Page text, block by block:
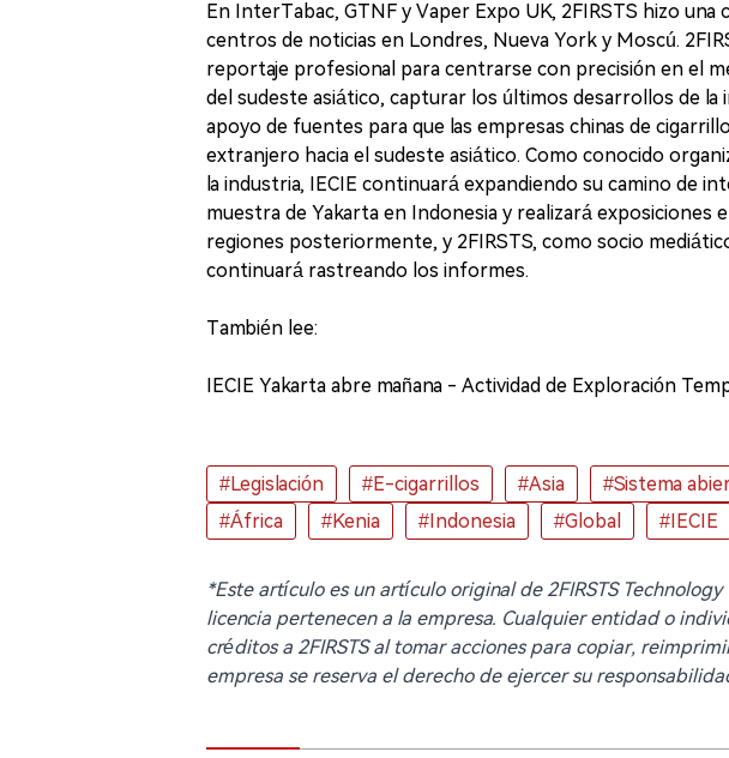
En InterTabac, GTNF y Vaper Expo UK, 2FIRSTS hizo
centros de noticias en Londres, Nueva York y Moscú.
reportaje profesional para centrarse con precisión en el
del sudeste asiático, capturar los últimos desarrollos de
apoyo de fuentes para que las empresas chinas de
extranjero hacia el sudeste asiático. Como conocido
la industria, IECIE continuará expandiendo su camino de
muestra de Yakarta en Indonesia y realizará exposiciones
regiones posteriormente, y 2FIRSTS, como socio
continuará rastreando los informes.
También lee:
IECIE Yakarta abre mañana - Actividad de Exploración
#Legislación #E-cigarrillos #Asia #Sistema
#África
#Kenia #Indonesia #Global #IECIE
*Este artículo es un artículo original de 2FIRSTS
licencia pertenecen a la empresa. Cualquier entidad o
créditos a 2FIRSTS al tomar acciones para copiar,
empresa se reserva el derecho de ejercer su